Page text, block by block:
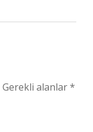
Gerekli alanlar*